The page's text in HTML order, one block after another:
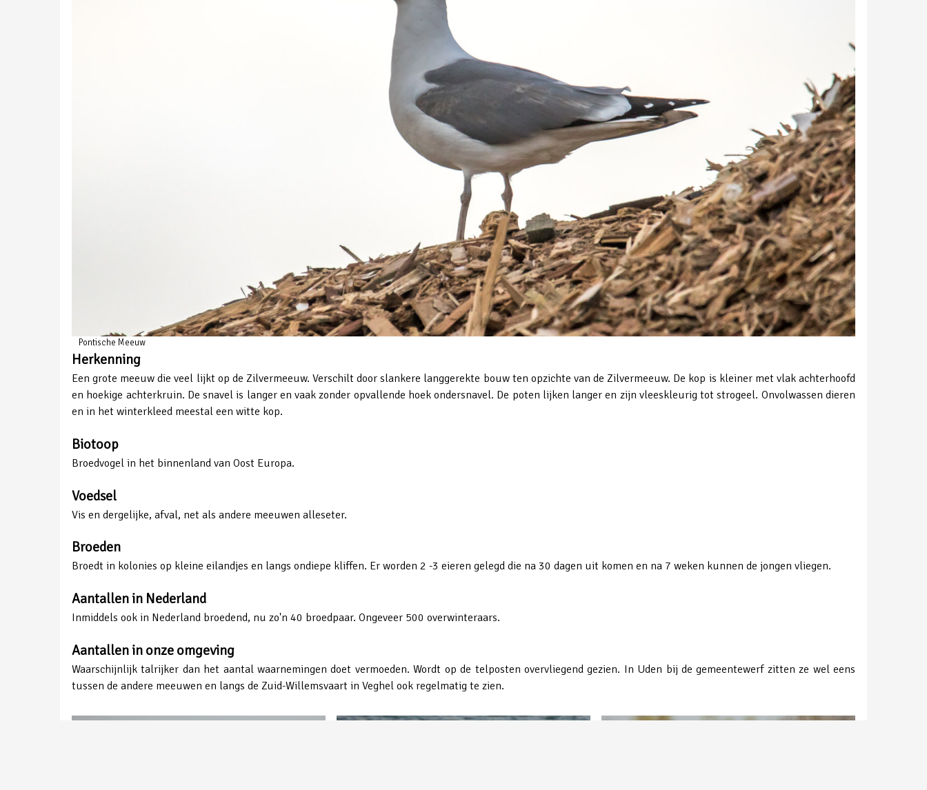
Pontische Meeuw
Herkenning
Een grote meeuw die veel lijkt op de Zilvermeeuw. Verschilt door slankere langgerekte bouw ten opzichte van de Zilvermeeuw. De kop is kleiner met vlak achterhoofd
en hoekige achterkruin. De snavel is langer en vaak zonder opvallende hoek ondersnavel. De poten lijken langer en zijn vleeskleurig tot strogeel. Onvolwassen dieren
en in het winterkleed meestal een witte kop.
Biotoop
Broedvogel in het binnenland van Oost Europa.
Voedsel
Vis en dergelijke, afval, net als andere meeuwen alleseter.
Broeden
Broedt in kolonies op kleine eilandjes en langs ondiepe kliffen. Er worden 2 -3 eieren gelegd die na 30 dagen uit komen en na 7 weken kunnen de jongen vliegen.
Aantallen in Nederland
Inmiddels ook in Nederland broedend, nu zo'n 40 broedpaar. Ongeveer 500 overwinteraars.
Aantallen in onze omgeving
Waarschijnlijk talrijker dan het aantal waarnemingen doet vermoeden. Wordt op de telposten overvliegend gezien. In Uden bij de gemeentewerf zitten ze wel eens
tussen de andere meeuwen en langs de Zuid-Willemsvaart in Veghel ook regelmatig te zien.